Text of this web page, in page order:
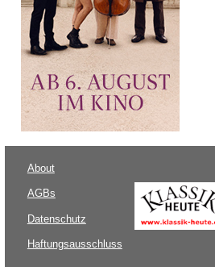
About
AGBs
Datenschutz
Haftungsausschluss